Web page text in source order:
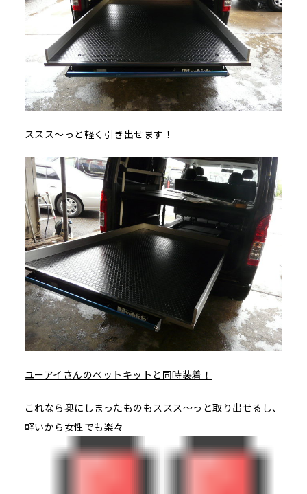
ススス～っと軽く引き出せます！
ユーアイさんのベットキットと同時装着！
これなら奥にしまったものもススス～っと取り出せるし、
軽いから女性でも楽々